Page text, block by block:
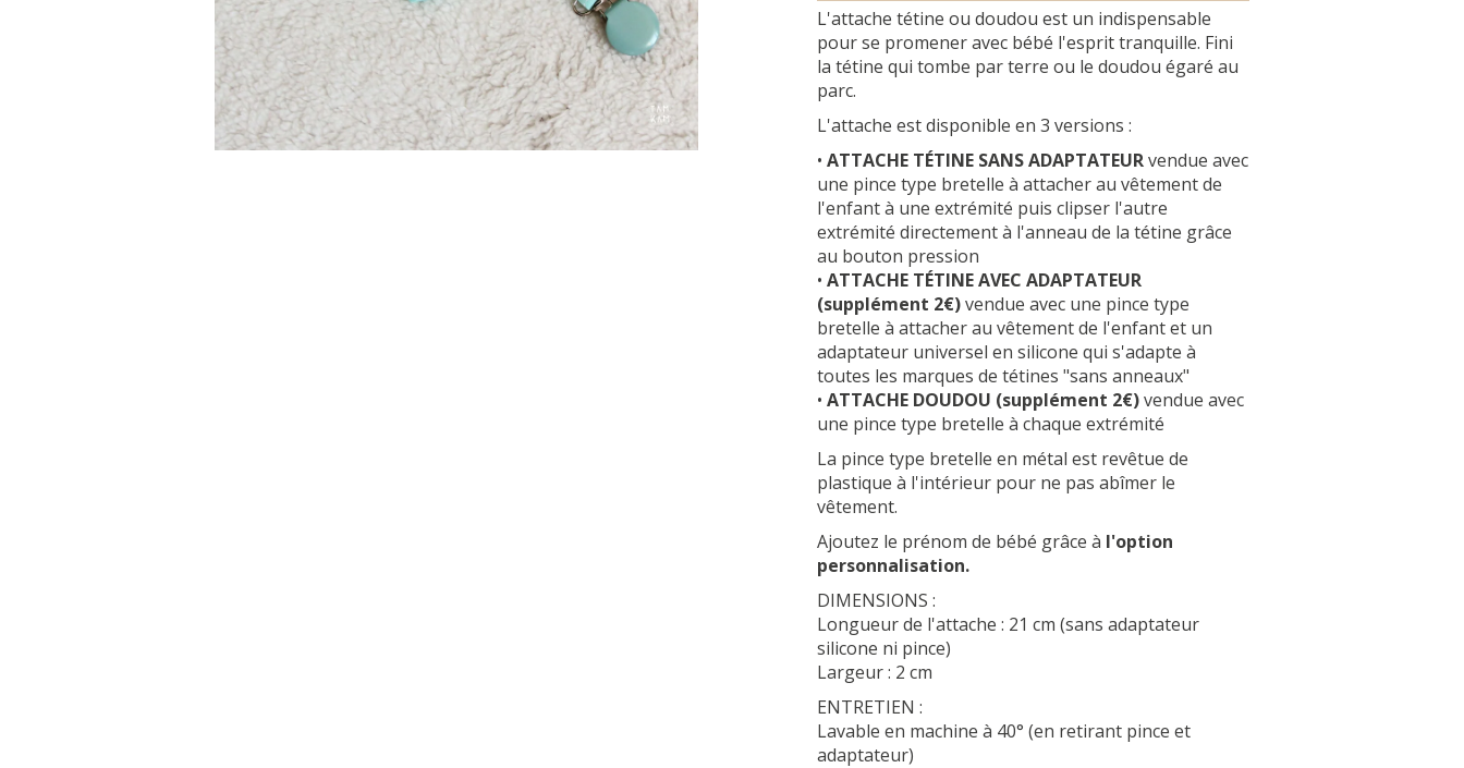
L'attache tétine ou doudou est un indispensable
pour se promener avec bébé l'esprit tranquille. Fini
la tétine qui tombe par terre ou le doudou égaré au
parc.
L'attache est disponible en 3 versions :
• ATTACHE TÉTINE SANS ADAPTATEURvendue avec
une pince type bretelle à attacher au vêtement de
l'enfant à une extrémité puis clipser l'autre
extrémité directement à l'anneau de la tétine grâce
au bouton pression
• ATTACHE TÉTINE AVEC ADAPTATEUR
(supplément 2€)vendue avec une pince type
bretelle à attacher au vêtement de l'enfant et un
adaptateur universel en silicone qui s'adapte à
toutes les marques de tétines "sans anneaux"
• ATTACHE DOUDOU (supplément 2€)vendue avec
une pince type bretelle à chaque extrémité
La pince type bretelle en métal est revêtue de
plastique à l'intérieur pour ne pas abîmer le
vêtement.
Ajoutez le prénom de bébé grâce à l'option
personnalisation.
DIMENSIONS :
Longueur de l'attache : 21 cm (sans adaptateur
silicone ni pince)
Largeur : 2 cm
ENTRETIEN :
Lavable en machine à 40° (en retirant pince et
adaptateur)